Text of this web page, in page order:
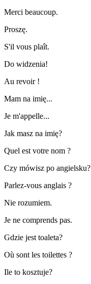
Merci beaucoup.
Proszę.
S'il vous plaît.
Do widzenia!
Au revoir !
Mam na imię...
Je m'appelle...
Jak masz na imię?
Quel est votre nom ?
Czy mówisz po angielsku?
Parlez-vous anglais ?
Nie rozumiem.
Je ne comprends pas.
Gdzie jest toaleta?
Où sont les toilettes ?
Ile to kosztuje?